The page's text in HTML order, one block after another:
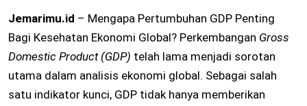
Jemarimu.id – Mengapa Pertumbuhan GDP Penting
Bagi Kesehatan Ekonomi Global? Perkembangan Gross
Domestic Product (GDP) telah lama menjadi sorotan
utama dalam analisis ekonomi global. Sebagai salah
satu indikator kunci, GDP tidak hanya memberikan